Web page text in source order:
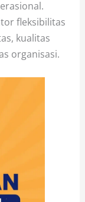
fleksibilitas
kualitas
organisasi.